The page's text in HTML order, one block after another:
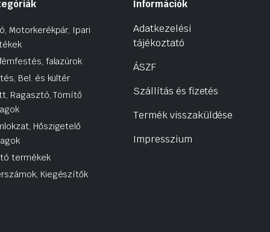
Motorkerékpár, Ipari
falazúrok
Bel. és kültér
Ragasztó, Tömítő
Hőszigetelő
termékek
Kiegészítők
Információk
Adatkezelési
tájékoztató
ÁSZF
Szállítás és fizetés
Termék visszaküldése
Impresszium